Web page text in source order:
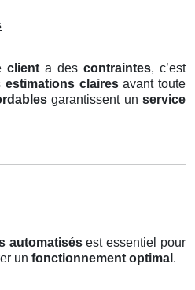
client a des contraintes, c’est
estimations clairesavant toute
garantissent un service
automatisésest essentiel pour
un fonctionnement optimal .